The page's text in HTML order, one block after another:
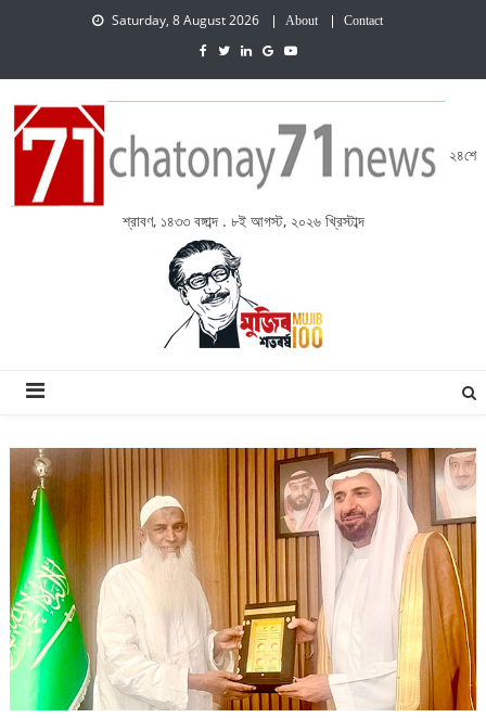
Saturday, 8 August 2026 About Contact
২৪শে
শ্রাবণ, ১৪৩৩ বঙ্গাব্দ . ৮ই আগস্ট, ২০২৬ খ্রিস্টাব্দ